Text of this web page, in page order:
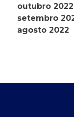
outubro 2022
setembro
agosto 2022